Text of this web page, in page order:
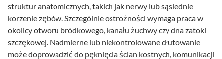
struktur anatomicznych, takich jak nerwy lub sąsiednie
korzenie zębów. Szczególnie ostrożności wymaga praca w
okolicy otworu bródkowego, kanału żuchwy czy dna zatoki
szczękowej. Nadmierne lub niekontrolowane dłutowanie
może doprowadzić do pęknięcia ścian kostnych, komunikacji